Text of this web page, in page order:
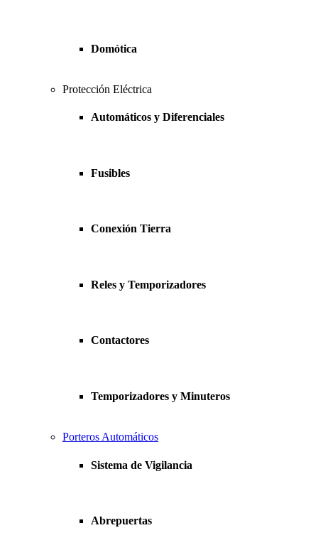
Domótica
Protección Eléctrica
Automáticos y Diferenciales
Fusibles
Conexión Tierra
Reles y Temporizadores
Contactores
Temporizadores y Minuteros
Porteros Automáticos
Sistema de Vigilancia
Abrepuertas